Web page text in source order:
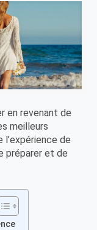
en revenant de
meilleurs
l’expérience de
préparer et de